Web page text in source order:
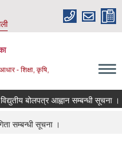
- शिक्षा, कृषि,
बोलपत्र आह्वान सम्बन्धी सूचना ।
सम्बन्धी सूचना ।